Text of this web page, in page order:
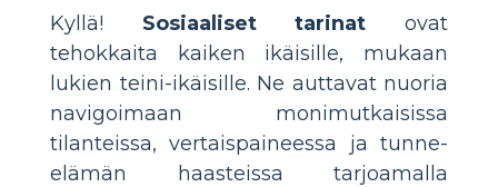
Kyllä! Sosiaaliset tarinat ovat
tehokkaita kaiken ikäisille, mukaan
lukien teini-ikäisille. Ne auttavat nuoria
navigoimaan monimutkaisissa
tilanteissa, vertaispaineessa ja tunne-
elämän haasteissa tarjoamalla